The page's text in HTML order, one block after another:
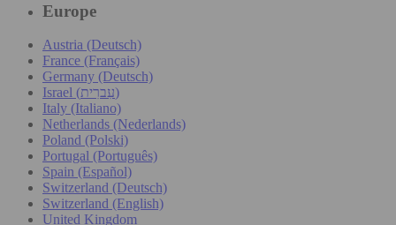
Europe
Austria (Deutsch)
France (Français)
Germany (Deutsch)
Israel (עִברִית)
Italy (Italiano)
Netherlands (Nederlands)
Poland (Polski)
Portugal (Português)
Spain (Español)
Switzerland (Deutsch)
Switzerland (English)
United Kingdom